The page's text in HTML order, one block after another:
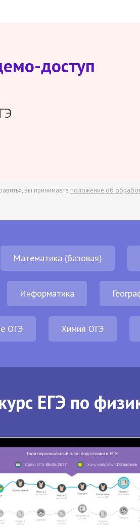
доступ
вы принимаете положение об
Математика (базовая)
Информатика
ОГЭ Химия ОГЭ
ЕГЭ по